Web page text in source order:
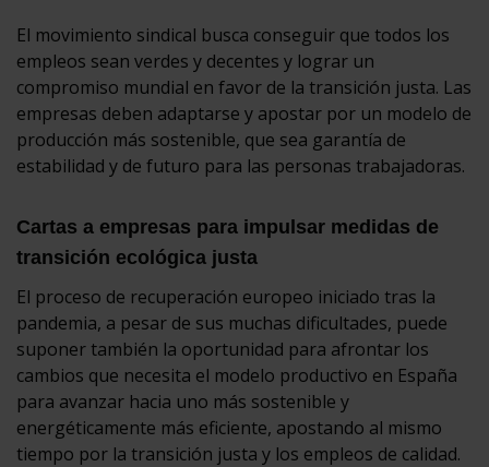
El movimiento sindical busca conseguir que todos los
empleos sean verdes y decentes y lograr un
compromiso mundial en favor de la transición justa. Las
empresas deben adaptarse y apostar por un modelo de
producción más sostenible, que sea garantía de
estabilidad y de futuro para las personas trabajadoras.
Cartas a empresas para impulsar medidas de
transición ecológica justa
El proceso de recuperación europeo iniciado tras la
pandemia, a pesar de sus muchas dificultades, puede
suponer también la oportunidad para afrontar los
cambios que necesita el modelo productivo en España
para avanzar hacia uno más sostenible y
energéticamente más eficiente, apostando al mismo
tiempo por la transición justa y los empleos de calidad.